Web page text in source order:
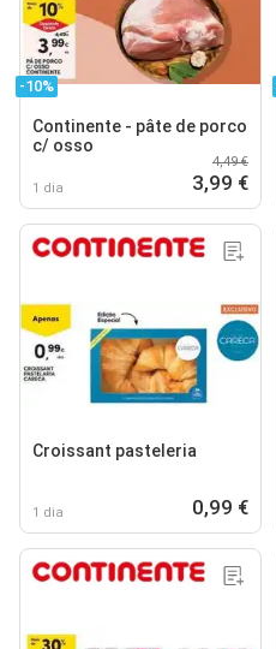
-10%
Continente - pâte de porco
c/ osso
1 dia
4,49 €
3,99 €
Croissant pasteleria
1 dia 0,99 €